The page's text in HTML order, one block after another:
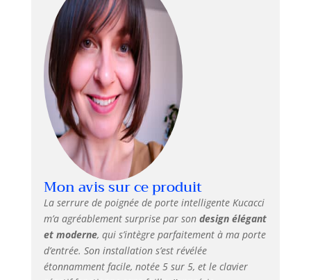
femmes de
ménage. Profitez
d'une entrée
pratique sans clé
et d'un contrôle
d'accès rationalisé
pour tout le
monde. Les clés
mécaniques sont
incluses comme
sauvegarde.
remplacez votre
pêne dormant,
levier de porte,
poignée de porte
ou bouton de porte
précédent en
seulement 10
Mon avis sur ce produit
La serrure de poignée de porte intelligente Kucacci
m’a agréablement surprise par son design élégant
et moderne, qui s’intègre parfaitement à ma porte
d’entrée. Son installation s’est révélée
étonnamment facile, notée 5 sur 5, et le clavier